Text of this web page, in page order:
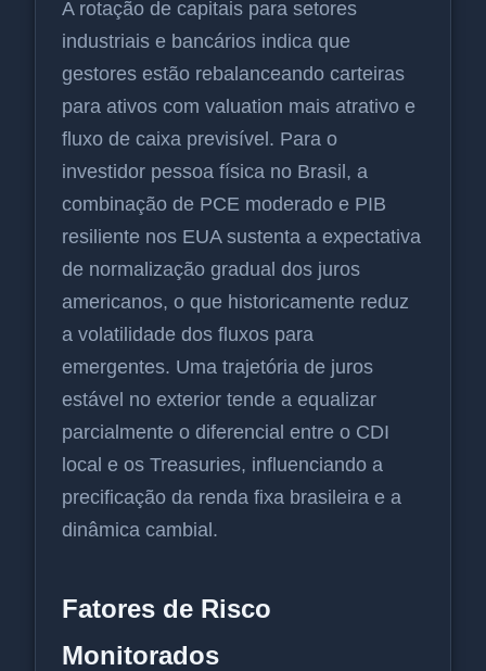
A rotação de capitais para setores
industriais e bancários indica que
gestores estão rebalanceando carteiras
para ativos com valuation mais atrativo e
fluxo de caixa previsível. Para o
investidor pessoa física no Brasil, a
combinação de PCE moderado e PIB
resiliente nos EUA sustenta a expectativa
de normalização gradual dos juros
americanos, o que historicamente reduz
a volatilidade dos fluxos para
emergentes. Uma trajetória de juros
estável no exterior tende a equalizar
parcialmente o diferencial entre o CDI
local e os Treasuries, influenciando a
precificação da renda fixa brasileira e a
dinâmica cambial.
Fatores de Risco
Monitorados